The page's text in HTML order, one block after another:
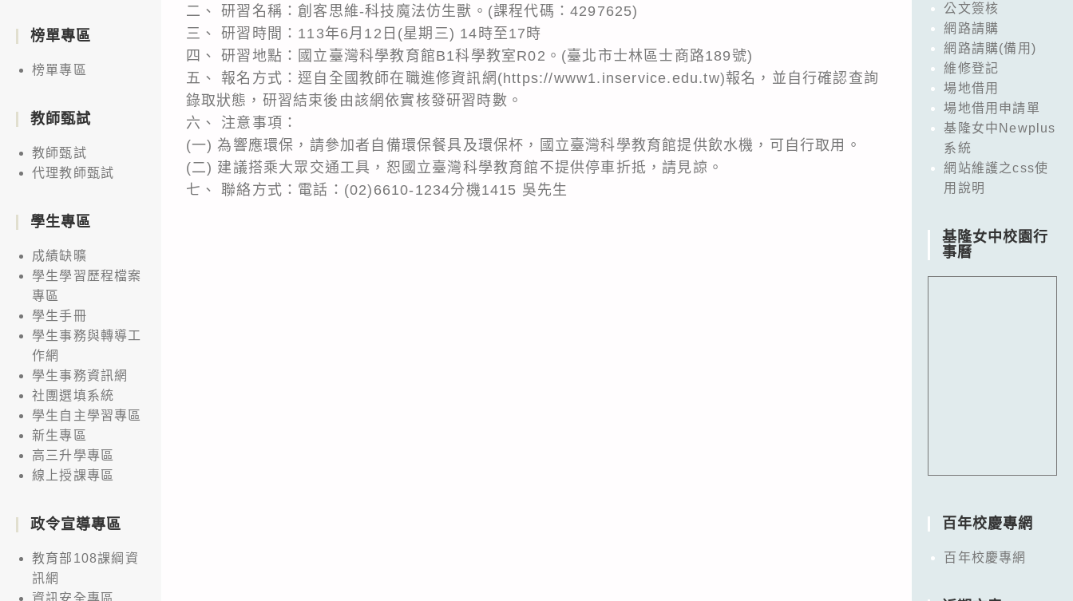
二、 研習名稱：創客思維-科技魔法仿生獸。(課程代碼：4297625)
三、 研習時間：113年6月12日(星期三) 14時至17時
四、 研習地點：國立臺灣科學教育館B1科學教室R02。(臺北市士林區士商路189號)
五、 報名方式：逕自全國教師在職進修資訊網(https://www1.inservice.edu.tw)報名，並自行確認查詢
錄取狀態，研習結束後由該網依實核發研習時數。
六、 注意事項：
(一) 為響應環保，請參加者自備環保餐具及環保杯，國立臺灣科學教育館提供飲水機，可自行取用。
(二) 建議搭乘大眾交通工具，恕國立臺灣科學教育館不提供停車折抵，請見諒。
七、 聯絡方式：電話：(02)6610-1234分機1415 吳先生
榜單專區
榜單專區
教師甄試
教師甄試
代理教師甄試
學生專區
成績缺曠
學生學習歷程檔案
專區
學生手冊
學生事務與轉導工
作網
學生事務資訊網
社團選填系統
學生自主學習專區
新生專區
高三升學專區
線上授課專區
政令宣導專區
教育部108課綱資
訊網
資訊安全專區
公文簽核
網路請購
網路請購(備用)
維修登記
場地借用
場地借用申請單
基隆女中Newplus
系統
網站維護之css使
用說明
基隆女中校園行
事曆
百年校慶專網
百年校慶專網